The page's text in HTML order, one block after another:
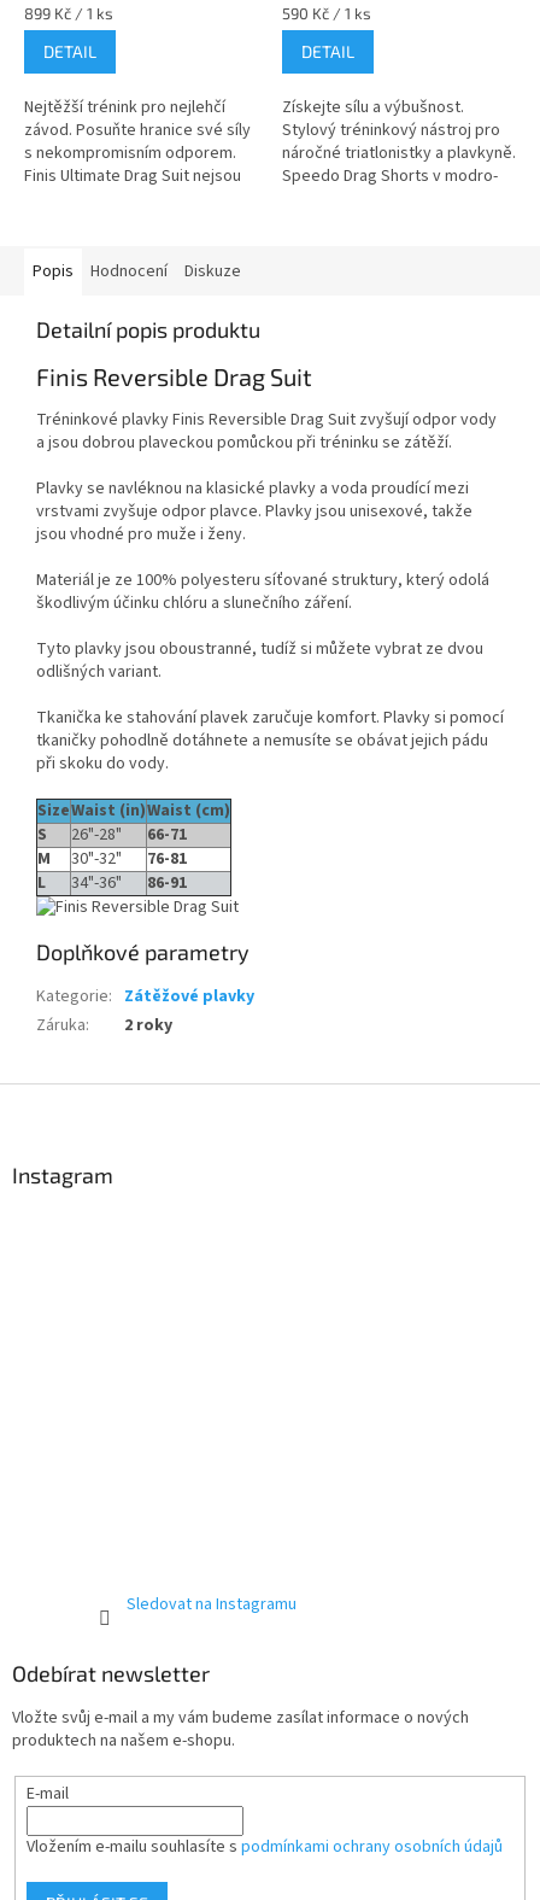
Měrná
cena:
899 Kč / 1 ks
DETAIL
Nejtěžší trénink pro nejlehčí
závod. Posuňte hranice své síly
s nekompromisním odporem.
Finis Ultimate Drag Suit nejsou
Měrná
cena:
590 Kč / 1 ks
DETAIL
Získejte sílu a výbušnost.
Stylový tréninkový nástroj pro
náročné triatlonistky a plavkyně.
Speedo Drag Shorts v modro-
Popis Hodnocení Diskuze
Detailní popis produktu
Finis Reversible Drag Suit
Tréninkové plavky Finis Reversible Drag Suit zvyšují odpor vody
a jsou dobrou plaveckou pomůckou při tréninku se zátěží.
Plavky se navléknou na klasické plavky a voda proudící mezi
vrstvami zvyšuje odpor plavce. Plavky jsou unisexové, takže
jsou vhodné pro muže i ženy.
Materiál je ze 100% polyesteru síťované struktury, který odolá
škodlivým účinku chlóru a slunečního záření.
Tyto plavky jsou oboustranné, tudíž si můžete vybrat ze dvou
odlišných variant.
Tkanička ke stahování plavek zaručuje komfort. Plavky si pomocí
tkaničky pohodlně dotáhnete a nemusíte se obávat jejich pádu
při skoku do vody.
SizeWaist (in)Waist (cm)
S
26"-28"
66-71
M
30"-32"
76-81
L
34"-36" 86-91
Doplňkové parametry
Kategorie: Zátěžové plavky
Záruka: 2 roky
Instagram
Sledovat na Instagramu
Odebírat newsletter
Vložte svůj e-mail a my vám budeme zasílat informace o nových
produktech na našem e-shopu.
E-mail
Vložením e-mailu souhlasíte s podmínkami ochrany osobních údajů
Powered by chaterimo